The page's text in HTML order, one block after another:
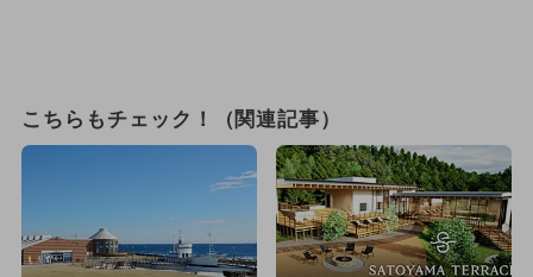
こちらもチェック！（関連記事）